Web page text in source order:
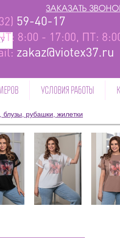
59-40-17
8:00 - 17:00, ПТ:
zakaz@viotex37.ru
ЗАКАЗАТЬ
УСЛОВИЯ РАБОТЫ
блузы, рубашки, жилетки